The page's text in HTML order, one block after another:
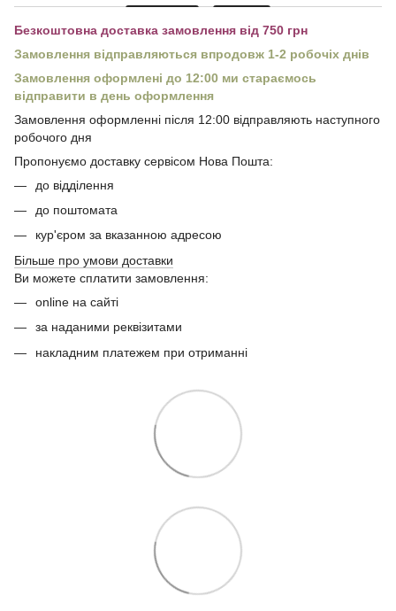
Безкоштовна доставка замовлення від 750 грн
Замовлення відправляються впродовж 1-2 робочіх днів
Замовлення оформлені до 12:00 ми стараємось
відправити в день оформлення
Замовлення оформленні після 12:00 відправляють наступного
робочого дня
Пропонуємо доставку сервісом Нова Пошта:
до відділення
до поштомата
кур'єром за вказанною адресою
Більше про умови доставки
Ви можете сплатити замовлення:
online на сайті
за наданими реквізитами
накладним платежем при отриманні